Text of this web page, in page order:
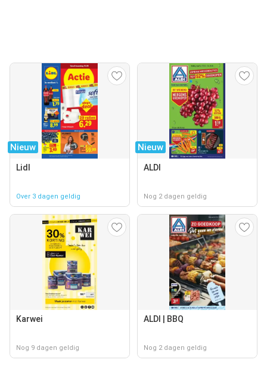
Nieuw
Lidl
Over 3 dagen geldig
Nieuw
ALDI
Nog 2 dagen geldig
Karwei
Nog 9 dagen geldig
ALDI | BBQ
Nog 2 dagen geldig